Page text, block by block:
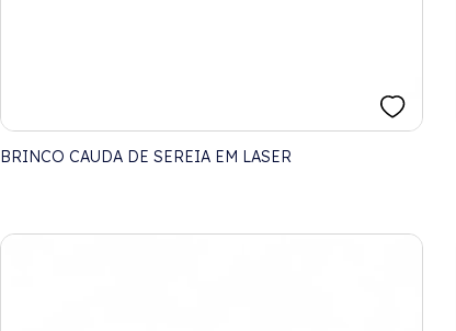
BRINCO CAUDA DE SEREIA EM LASER